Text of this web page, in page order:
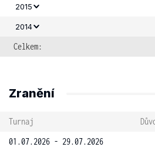
2015
2014
Celkem:
Zranění
Turnaj
01.07.2026 - 29.07.2026